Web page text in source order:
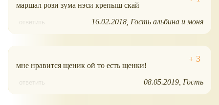
маршал рози зума нэси крепыш скай
ответить 16.02.2018 Гость альбина и моня
мне нравится щеник ой то есть щенки!
ответить 08.05.2019 Гость